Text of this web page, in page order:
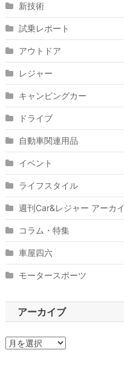
新技術
試乗レポート
アウトドア
レジャー
キャンピングカー
ドライブ
自動車関連用品
イベント
ライフスタイル
週刊Car&レジャー アーカ
コラム・特集
車屋四六
モータースポーツ
アーカイブ
ア